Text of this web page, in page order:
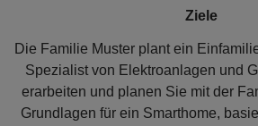
Ziele
Die Familie Muster plant ein
Spezialist von Elektroanlagen und
erarbeiten und planen Sie mit der
Grundlagen für ein Smarthome,